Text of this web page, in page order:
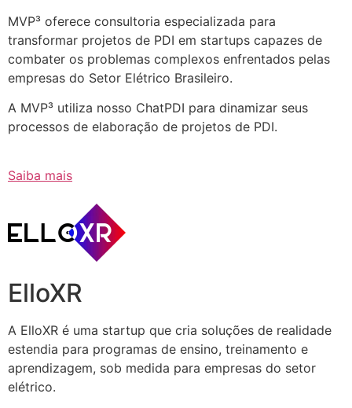
MVP³ oferece consultoria especializada para
transformar projetos de PDI em startups capazes de
combater os problemas complexos enfrentados pelas
empresas do Setor Elétrico Brasileiro.
A MVP³ utiliza nosso ChatPDI para dinamizar seus
processos de elaboração de projetos de PDI.
Saiba mais
ElloXR
A ElloXR é uma startup que cria soluções de realidade
estendia para programas de ensino, treinamento e
aprendizagem, sob medida para empresas do setor
elétrico.